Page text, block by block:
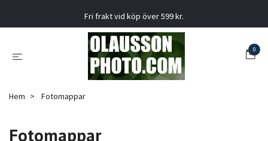
Fri frakt vid köp över 599 kr.
0
Hem Fotomappar
Fotomappar